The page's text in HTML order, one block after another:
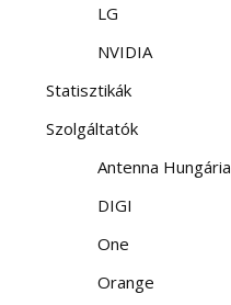
LG
NVIDIA
Statisztikák
Szolgáltatók
Antenna Hungária
DIGI
One
Orange